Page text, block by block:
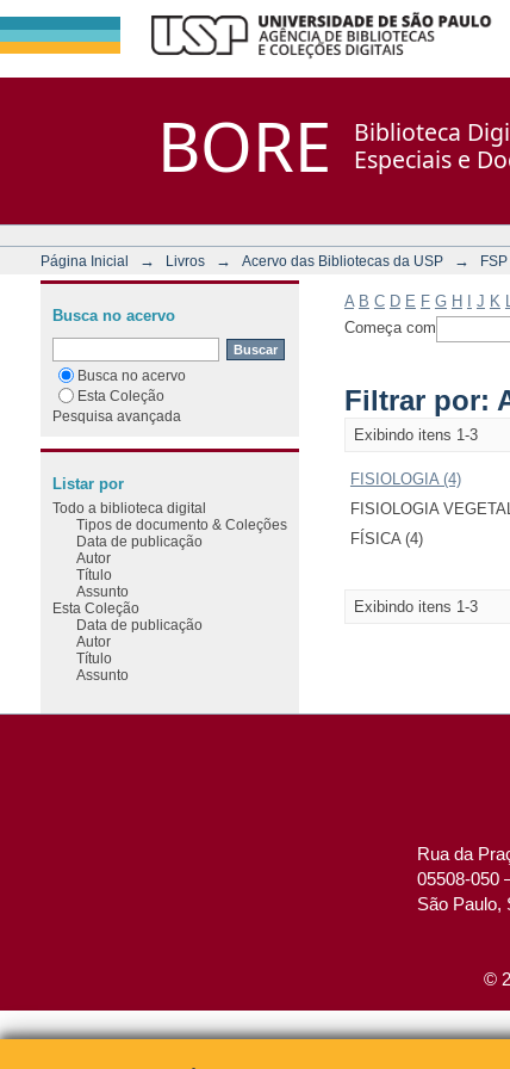
BORE
Biblioteca
Especiais e
Página Inicial → Livros → Acervo das Bibliotecas da USP →
A B C D E F G H J K
Começa com
Filtrar por:
Exibindo itens 1-3
FISIOLOGIA (4)
FISIOLOGIA
FÍSICA (4)
Exibindo itens 1-3
Busca no acervo
Busca no acervo
Esta Coleção
Pesquisa avançada
Listar por
Todo a biblioteca digital
Tipos de documento & Coleções
Data de publicação
Autor
Título
Assunto
Esta Coleção
Data de publicação
Autor
Título
Assunto
Rua da
05508-050
São Paulo,
©